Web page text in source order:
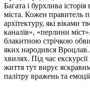
Багата і бурхлива
міста. Кожен правитель
архітектуру, які віками
каналів», «перлини
блакитною стрічкою
яких народився
хвилях. Під час
життя тут вирує
палітру вражень та